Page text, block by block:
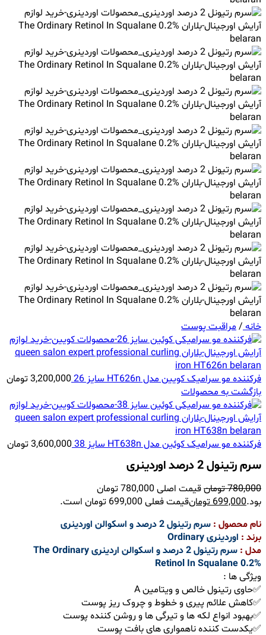
خانه/مراقبت پوست
فرکننده مو سرامیک کویین مدل HT626n سایز 26 3,200,000تومان
بازگشت به محصولات
فرکننده مو سرامیک کوئین مدل HT638n سایز 38 3,600,000تومان
سرم رتینول 2 درصد اوردینری
780,000تومان
قیمت اصلی 780,000 تومان
بود.699,000تومانقیمت فعلی 699,000 تومان است.
نام محصول : سرم رتینول 2 درصد و اسکوالن اوردینری
برند : اوردینریOrdinary
مدل :
سرم رتینول 2 درصد و اسکوالن اردینری The Ordinary
Retinol In Squalane 0.2%
ویژگی ها :
✅حاوی رتینول خالص و ویتامین A
✅کاهش علائم پیری و خطوط و چروک ریز پوست
✅بهبود انواع لکه ها و تیرگی ها و روشن کننده پوست
✅یکدست کننده ناهمواری های بافت پوست